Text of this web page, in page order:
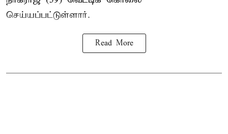
செய்யப்பட்டுள்ளார்.
Read More